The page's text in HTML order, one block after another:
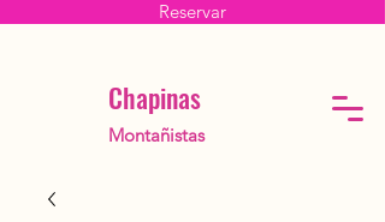
Reservar
Chapinas
Montañistas